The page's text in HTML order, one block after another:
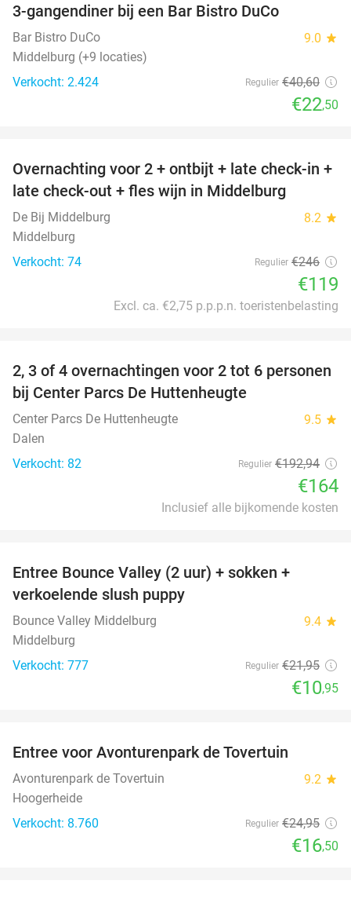
3-gangendiner bij een Bar Bistro DuCo
Bar Bistro DuCo 9.0 star
Middelburg (+9 locaties)
Verkocht: 2.424
Regulier €40,60
€22,50
52%
Overnachting voor 2 + ontbijt + late check-in +
late check-out + fles wijn in Middelburg
De Bij Middelburg 8.2 star
Middelburg
Verkocht: 74
Regulier €246
€119
Excl. ca. €2,75 p.p.p.n. toeristenbelasting
15%
2, 3 of 4 overnachtingen voor 2 tot 6 personen
bij Center Parcs De Huttenheugte
Center Parcs De Huttenheugte 9.5 star
Dalen
Verkocht: 82
Regulier €192,94
€164
Inclusief alle bijkomende kosten
Entree Bounce Valley (2 uur) + sokken +
verkoelende slush puppy
Bounce Valley Middelburg 9.4 star
Middelburg
Verkocht: 777
Regulier €21,95
€10,95
Entree voor Avonturenpark de Tovertuin
Avonturenpark de Tovertuin 9.2 star
Hoogerheide
Verkocht: 8.760
Regulier €24,95
€16,50